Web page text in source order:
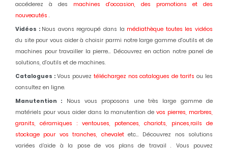
accéderez à des machines d'occasion, des promotions et des
nouveautés .
Vidéos : Nous avons regroupé dans la médiathèque toutes les vidéos
du site pour vous aider à choisir parmi notre large gamme d'outils et de
machines pour travailler la pierre... Découvrez en action notre panel de
solutions, d'outils et de machines.
Catalogues : Vous pouvez téléchargez nos catalogues de tarifs ou les
consultez en ligne.
Manutention : Nous vous proposons une très large gamme de
matériels pour vous aider dans la manutention devos pierres, marbres,
granits, céramiques : ventouses, potences, chariots, pinces,rails de
stockage pour vos tranches, chevalet etc... Découvrez nos solutions
variées d’aide à la pose de vos plans de travail . Vous pouvez